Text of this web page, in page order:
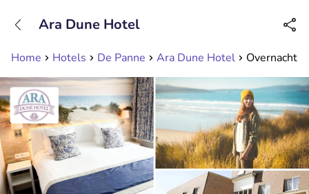
Available until 23:00
Home Hotels De Panne Ara Dune Hotel
Ara Dune Hotel